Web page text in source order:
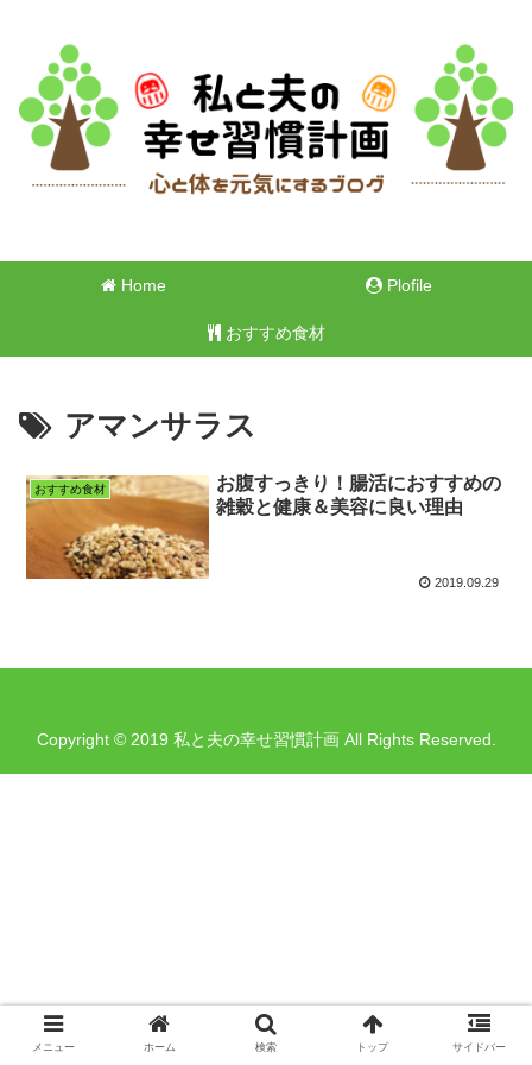
Home Plofile
おすすめ食材
アマンサラス
おすすめ食材
お腹すっきり！腸活におすすめの
雑穀と健康＆美容に良い理由
2019.09.29
Copyright © 2019 私と夫の幸せ習慣計画 All Rights Reserved.
メニュー ホーム 検索 トップ サイドバー